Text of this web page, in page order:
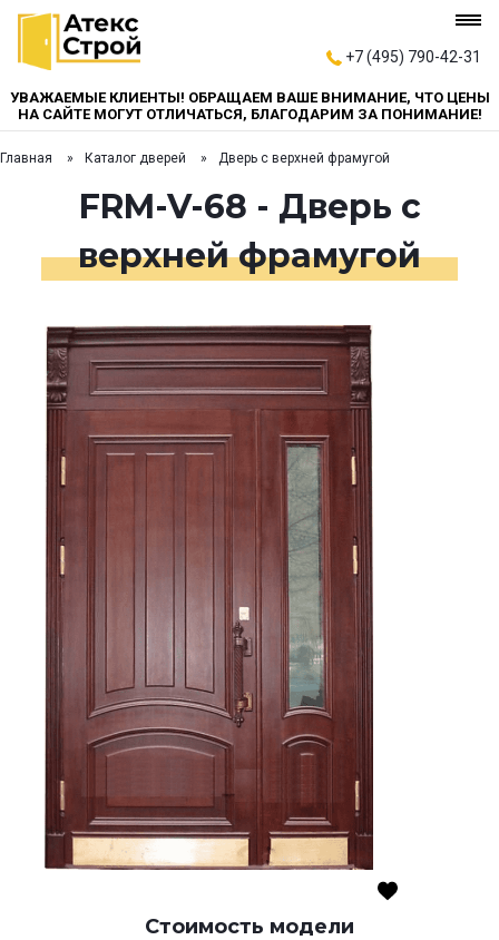
+7 (495) 790-42-31
УВАЖАЕМЫЕ КЛИЕНТЫ! ОБРАЩАЕМ ВАШЕ ВНИМАНИЕ, ЧТО ЦЕНЫ
НА САЙТЕ МОГУТ ОТЛИЧАТЬСЯ, БЛАГОДАРИМ ЗА ПОНИМАНИЕ!
Главная Каталог дверей Дверь с верхней фрамугой
FRM-V-68 - Дверь с
верхней фрамугой
Стоимость модели